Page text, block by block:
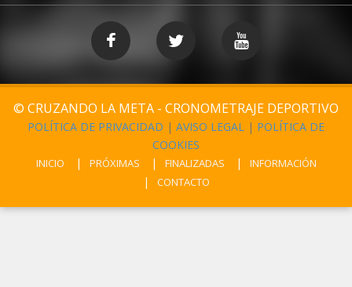
© CRUZANDO LA META - CRONOMETRAJE DEPORTIVO
POLÍTICA DE PRIVACIDAD | AVISO LEGAL | POLÍTICA DE
COOKIES
INICIO PRÓXIMAS FINALIZADAS
INFORMACIÓN
CONTACTO